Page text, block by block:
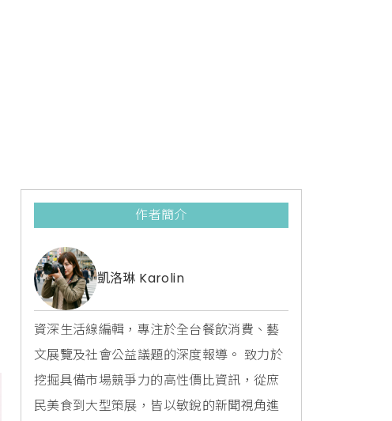
作者簡介
凱洛琳 Karolin
資深生活線編輯，專注於全台餐飲消費、藝
文展覽及社會公益議題的深度報導。 致力於
挖掘具備市場競爭力的高性價比資訊，從庶
民美食到大型策展，皆以敏銳的新聞視角進